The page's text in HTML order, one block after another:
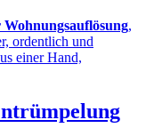
,
ordentlich und
einer Hand,